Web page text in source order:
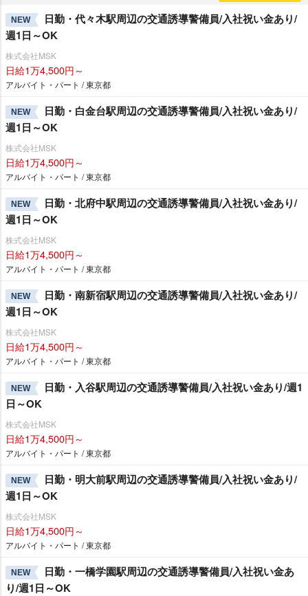
NEW
日勤・代々木駅周辺の交通誘導警備員/入社祝い金あり/
週1日～OK
株式会社MSK
日給1万4,500円～
アルバイト・パート / 東京都
NEW
日勤・白金台駅周辺の交通誘導警備員/入社祝い金あり/
週1日～OK
株式会社MSK
日給1万4,500円～
アルバイト・パート / 東京都
NEW
日勤・北府中駅周辺の交通誘導警備員/入社祝い金あり/
週1日～OK
株式会社MSK
日給1万4,500円～
アルバイト・パート / 東京都
NEW
日勤・南新宿駅周辺の交通誘導警備員/入社祝い金あり/
週1日～OK
株式会社MSK
日給1万4,500円～
アルバイト・パート / 東京都
NEW
日勤・入谷駅周辺の交通誘導警備員/入社祝い金あり/週1
日～OK
株式会社MSK
日給1万4,500円～
アルバイト・パート / 東京都
NEW
日勤・明大前駅周辺の交通誘導警備員/入社祝い金あり/
週1日～OK
株式会社MSK
日給1万4,500円～
アルバイト・パート / 東京都
NEW
日勤・一橋学園駅周辺の交通誘導警備員/入社祝い金あ
り/週1日～OK